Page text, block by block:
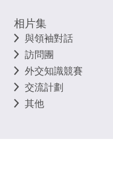
相片集
與領袖對話
訪問團
外交知識競賽
交流計劃
其他